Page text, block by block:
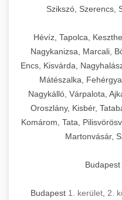
Szikszó, Szerencs,
Hévíz, Tapolca,
Nagykanizsa, Marcali,
Encs, Kisvárda,
Mátészalka,
Nagykálló, Várpalota,
Oroszlány, Kisbér,
Komárom, Tata,
Martonvásár,
Budapest 1. kerület 2.